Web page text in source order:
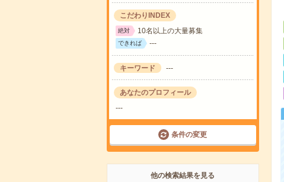
こだわりINDEX
絶対 10名以上の大量募集
できれば ---
キーワード ---
あなたのプロフィール
---
条件の変更
他の検索結果を見る